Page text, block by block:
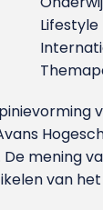
Lifestyle
mening
van